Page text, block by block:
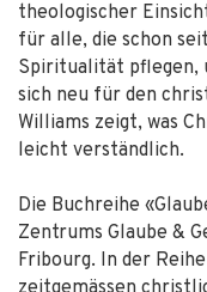
theologischer
für alle, die schon
Spiritualität pflegen,
sich neu für den
Williams zeigt, was
leicht verständlich.
Die Buchreihe
Zentrums Glaube &
Fribourg. In der